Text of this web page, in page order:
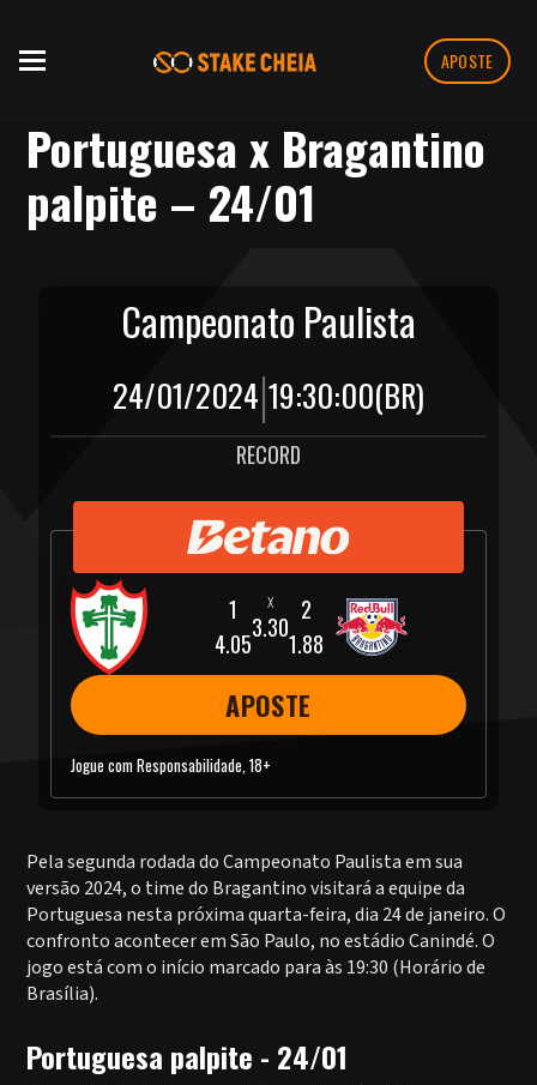
APOSTE
Portuguesa x Bragantino
palpite – 24/01
Campeonato Paulista
24/01/2024|19:30:00(BR)
RECORD
4.05
3.30
1.88
APOSTE
Jogue com Responsabilidade, 18+
Pela segunda rodada do Campeonato Paulista em sua
versão 2024, o time do Bragantino visitará a equipe da
Portuguesa nesta próxima quarta-feira, dia 24 de janeiro. O
confronto acontecer em São Paulo, no estádio Canindé. O
jogo está com o início marcado para às 19:30 (Horário de
Brasília).
Portuguesa palpite - 24/01